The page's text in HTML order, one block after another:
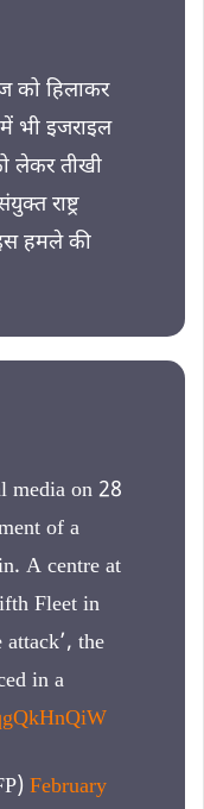
को हिलाकर
भी इजराइल
लेकर तीखी
राष्ट्र
हमले की
media on 28
of a
A centre at
Fleet in
the
in a
February